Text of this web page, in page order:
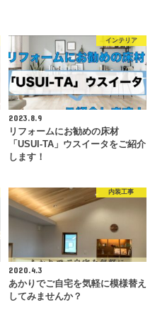
インテリア
2023.8.9
リフォームにお勧めの床材
「USUI-TA」ウスイータをご紹介
します！
内装工事
2020.4.3
あかりでご自宅を気軽に模様替え
してみませんか？